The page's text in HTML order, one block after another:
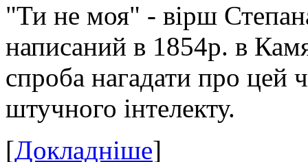
"Ти не моя" - вірш
написаний в 1854р. в
спроба нагадати про цей
штучного інтелекту.
[Докладніше]